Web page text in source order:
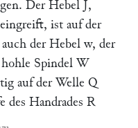
Der Hebel J,
ist auf der
der Hebel w, der
Spindel W
auf der Welle Q
des Handrades R